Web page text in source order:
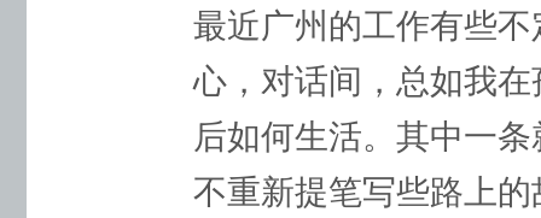
最近广州的工作有些
心，对话间，总如我
后如何生活。其中一
不重新提笔写些路上